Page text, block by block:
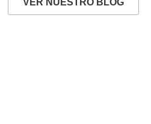
VER NUESTRO BLOG